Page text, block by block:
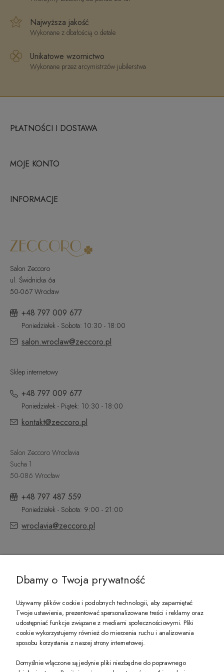
Najwyższa jakość
Wykonane z dbałością o detale
Unikatowe wzornictwo
Wykonane przez arcymistrzów jubilerstwa
PŁATNOŚCI I DOSTAWA
MOJE KONTO
INFORMACJE
Salon Zeccoro
ul. Świdnicka 6a
50-067 Wrocław
+48 797 009 677
Poniedziałek - Sobota: 10:30 - 18:00
salon.wroclaw@zeccoro.pl
Sklep internetowy
+48 797 009 677
Poniedziałek - Piątek: 10:30 - 18:00
kontakt@zeccoro.pl
Salon Zeccoro Wroclavia
Sucha 1
50-086 Wrocław
+48 797 487 559
Poniedziałek - Sobota: 9:00 - 21:00
wroclavia@zeccoro.pl
PREZENT DLA CIEBIE!
-10% na pierwsze zakupy na zeccoro.pl Gdy zapiszesz się do naszego
Dbamy o Twoja prywatność
Używamy plików cookie i podobnych technologii, aby zapamiętać
Twoje ustawienia, prezentować spersonalizowane treści i reklamy oraz
udostępniać funkcje związane z mediami społecznościowymi. Pliki
cookie wykorzystujemy również do mierzenia ruchu i analizowania
sposobu korzystania z naszej strony internetowej.
Domyślnie włączone są jedynie pliki niezbędne do poprawnego